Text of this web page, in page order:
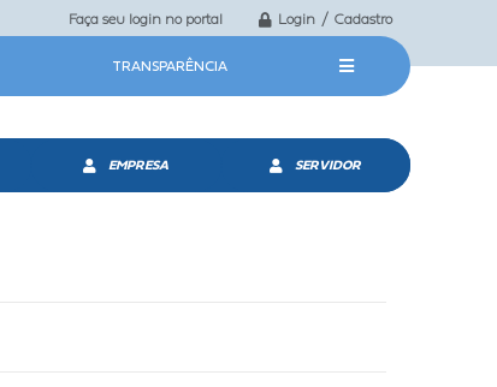
Faça seu login no portal Login / Cadastro
TRANSPARÊNCIA
EMPRESA SERVIDOR